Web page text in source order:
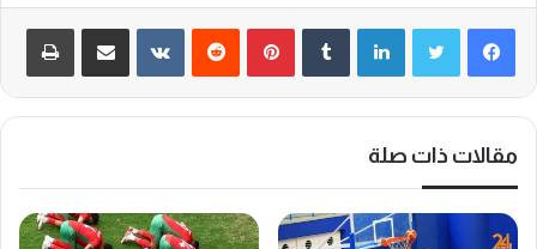
لينكدإن بينتيريست ‏VKontakte
مقالات ذات صلة